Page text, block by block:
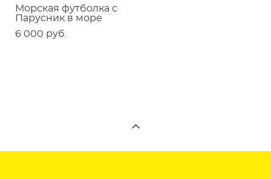
Морская футболка с
Парусник в море
6 000 pуб.